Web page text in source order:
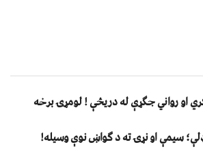
او رواني جګړې له دریڅې ! لومړۍ برخه
سیمې او نړۍ ته د ګواښ نوې وسیله!